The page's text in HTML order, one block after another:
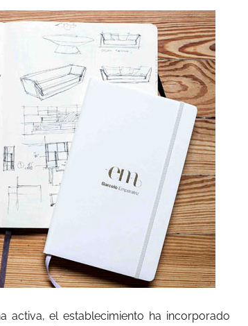
activa, el establecimiento ha incorporado